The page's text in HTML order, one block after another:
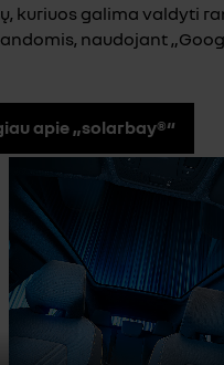
kuriuos galima valdyti
naudojant
apie „solarbay®“